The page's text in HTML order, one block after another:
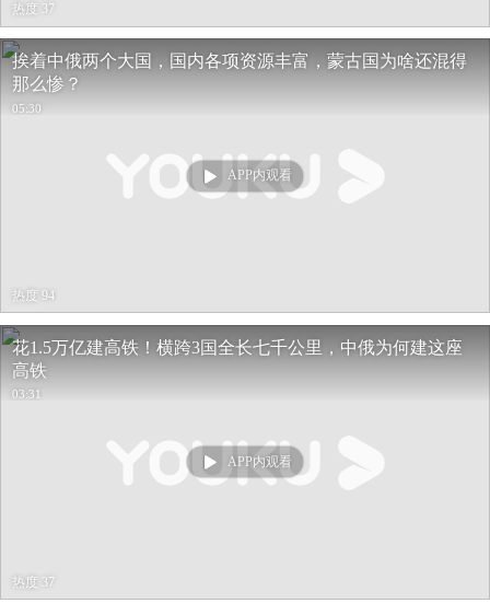
热度 37
挨着中俄两个大国，国内各项资源丰富，蒙古国为啥还混得
那么惨？
05:30
APP内观看
热度 94
花1.5万亿建高铁！横跨3国全长七千公里，中俄为何建这座
高铁
03:31
APP内观看
热度 37